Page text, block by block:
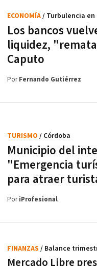
Los bancos
liquidez,
Caputo
ECONOMÍA/ Turbulencia en
PorFernando Gutiérrez
Municipio del
"Emergencia
para atraer
TURISMO / Córdoba
PoriProfesional
Mercado Libre
FINANZAS / Balance